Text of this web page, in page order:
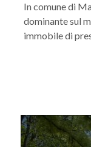
In comune di
dominante sul
immobile di